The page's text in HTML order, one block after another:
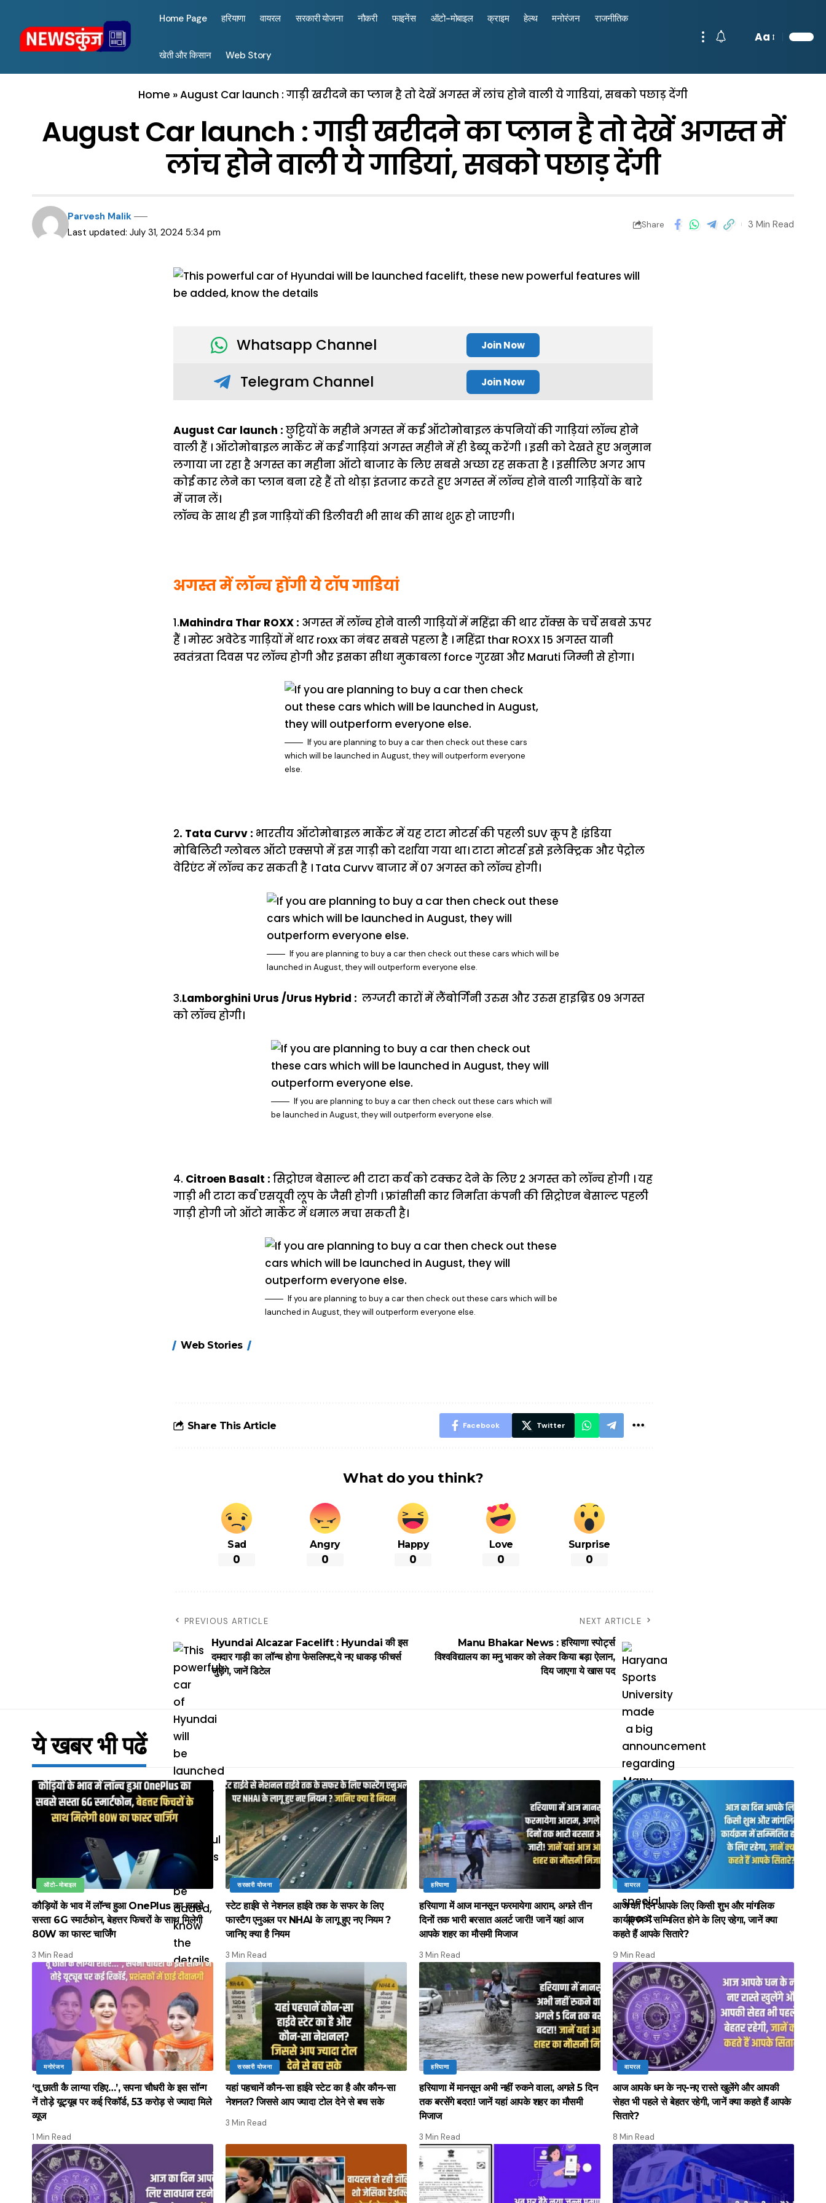
Home Page हरियाणा वायरल सरकारी योजना नौकरी फाइनेंस ऑटो-मोबाइल क्राइम हेल्थ मनोरंजन राजनीतिक
खेती और किसान Web Story
Aa
Home »August Car launch : गाड़ी खरीदने का प्लान है तो देखें अगस्त में लांच होने वाली ये गाडियां, सबको पछाड़ देंगी
August Car launch : गाड़ी खरीदने का प्लान है तो देखें अगस्त में
लांच होने वाली ये गाडियां, सबको पछाड़ देंगी
Last updated: July 31, 2024 5:34 pm
Parvesh Malik
Share 3 Min Read
Whatsapp Channel Join Now
Telegram Channel Join Now
August Car launch : छुट्टियों के महीने अगस्त में कई ऑटोमोबाइल कंपनियों की गाड़ियां लॉन्च होने
वाली हैं । ऑटोमोबाइल मार्केट में कई गाड़ियां अगस्त महीने में ही डेब्यू करेंगी । इसी को देखते हुए अनुमान
लगाया जा रहा है अगस्त का महीना ऑटो बाजार के लिए सबसे अच्छा रह सकता है । इसीलिए अगर आप
कोई कार लेने का प्लान बना रहे हैं तो थोड़ा इंतजार करते हुए अगस्त में लॉन्च होने वाली गाड़ियों के बारे
में जान लें।
लॉन्च के साथ ही इन गाड़ियों की डिलीवरी भी साथ की साथ शुरू हो जाएगी।
अगस्त में लॉन्च होंगी ये टॉप गाडियां
1.Mahindra Thar ROXX : अगस्त में लॉन्च होने वाली गाड़ियों में महिंद्रा की थार रॉक्स के चर्चे सबसे ऊपर
हैं । मोस्ट अवेटेड गाड़ियों में थार roxx का नंबर सबसे पहला है । महिंद्रा thar ROXX 15 अगस्त यानी
स्वतंत्रता दिवस पर लॉन्च होगी और इसका सीधा मुकाबला force गुरखा और Maruti जिम्नी से होगा।
If you are planning to buy a car then check out these cars
which will be launched in August, they will outperform everyone
else.
2. Tata Curvv : भारतीय ऑटोमोबाइल मार्केट में यह टाटा मोटर्स की पहली SUV कूप है ।इंडिया
मोबिलिटी ग्लोबल ऑटो एक्सपो में इस गाड़ी को दर्शाया गया था। टाटा मोटर्स इसे इलेक्ट्रिक और पेट्रोल
वेरिएंट में लॉन्च कर सकती है । Tata Curvv बाजार में 07 अगस्त को लॉन्च होगी।
If you are planning to buy a car then check out these cars which will be
launched in August, they will outperform everyone else.
3.Lamborghini Urus /Urus Hybrid : लग्जरी कारों में लैंबोर्गिनी उरुस और उरुस हाइब्रिड 09 अगस्त
को लॉन्च होगी।
If you are planning to buy a car then check out these cars which will
be launched in August, they will outperform everyone else.
4. Citroen Basalt : सिट्रोएन बेसाल्ट भी टाटा कर्व को टक्कर देने के लिए 2 अगस्त को लॉन्च होगी । यह
गाड़ी भी टाटा कर्व एसयूवी लूप के जैसी होगी । फ्रांसीसी कार निर्माता कंपनी की सिट्रोएन बेसाल्ट पहली
गाड़ी होगी जो ऑटो मार्केट में धमाल मचा सकती है।
If you are planning to buy a car then check out these cars which will be
launched in August, they will outperform everyone else.
Web Stories
होंगे FASTag के
आसान ट्रिक्स
निगरानी
Share This Article Facebook Twitter
What do you think?
Sad
0
Angry
0
Happy
0
Love
0
Surprise
0
PREVIOUS ARTICLE
Hyundai Alcazar Facelift : Hyundai की इस
दमदार गाड़ी का लॉन्च होगा फेसलिफ्ट,ये नए धाकड़ फीचर्स
जुड़ेंगे, जानें डिटेल
NEXT ARTICLE
Manu Bhakar News : हरियाणा स्पोर्ट्स
विश्वविद्यालय का मनु भाकर को लेकर किया बड़ा ऐलान,
दिय जाएगा ये खास पद
ये खबर भी पढें
ऑटो-मोबाइल
कौड़ियों के भाव में लॉन्च हुआ OnePlus का सबसे
सस्ता 6G स्मार्टफोन, बेहत्तर फिचरों के साथ मिलेगी
80W का फास्ट चार्जिंग
3 Min Read
सरकारी योजना
स्टेट हाईवे से नेशनल हाईवे तक के सफर के लिए
फास्टैग एनुअल पर NHAI के लागू हुए नए नियम ?
जानिए क्या है नियम
3 Min Read
हरियाणा
हरियाणा में आज मानसून फरमायेगा आराम, अगले तीन
दिनों तक भारी बरसात अलर्ट जारी! जानें यहां आज
आपके शहर का मौसमी मिजाज
3 Min Read
वायरल
आज का दिन आपके लिए किसी शुभ और मांगलिक
कार्यक्रम में सम्मिलित होने के लिए रहेगा, जानें क्या
कहते हैं आपके सितारे?
9 Min Read
मनोरंजन
‘तू छाती कै लाग्या रहिए…’, सपना चौधरी के इस सॉन्ग
नें तोड़े यूट्यूब पर कई रिकॉर्ड, 53 करोड़ से ज्यादा मिले
व्यूज
1 Min Read
सरकारी योजना
यहां पहचानें कौन-सा हाईवे स्टेट का है और कौन-सा
नेशनल? जिससे आप ज्यादा टोल देने से बच सके
3 Min Read
हरियाणा
हरियाणा में मानसून अभी नहीं रुकने वाला, अगले 5 दिन
तक बरसेंगे बदरा! जानें यहां आपके शहर का मौसमी
मिजाज
3 Min Read
वायरल
आज आपके धन के नए-नए रास्ते खुलेंगे और आपकी
सेहत भी पहले से बेहतर रहेगी, जानें क्या कहते हैं आपके
सितारे?
8 Min Read